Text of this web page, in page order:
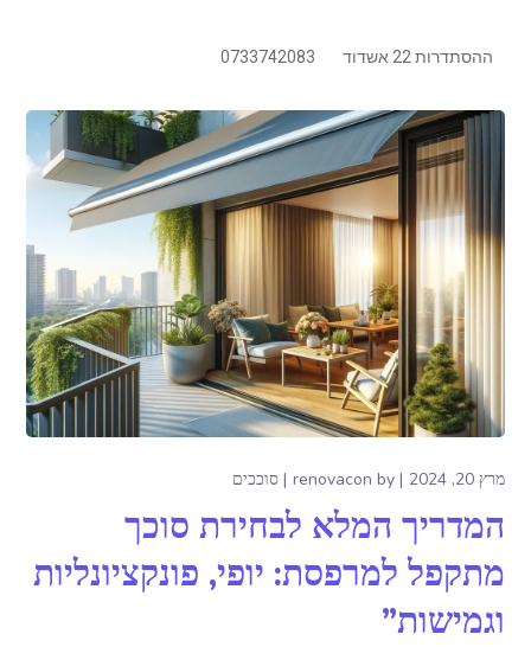
ההסתדרות 22 אשדוד 0733742083
מרץ 20, 2024 by
renovacon סוככים
המדריך המלא לבחירת סוכך
מתקפל למרפסת: יופי, פונקציונליות
וגמישות”